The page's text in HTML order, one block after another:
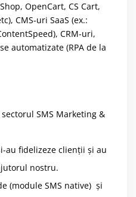
OpenCart, CS Cart,
CMS-uri SaaS (ex.:
CRM-uri,
automatizate (RPA de la
SMS Marketing &
au fidelizeze clienții și au
nostru.
(module SMS native) și